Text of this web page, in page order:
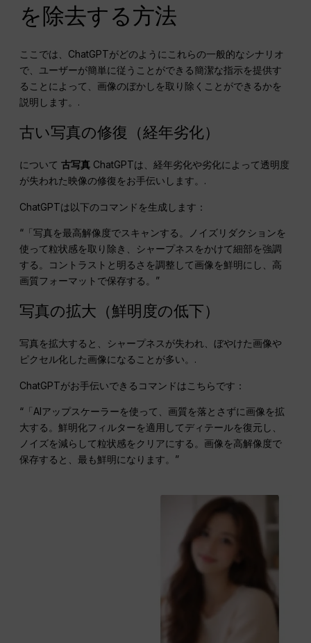
を除去する方法
ここでは、ChatGPTがどのようにこれらの一般的なシナリオ
で、ユーザーが簡単に従うことができる簡潔な指示を提供す
ることによって、画像のぼかしを取り除くことができるかを
説明します。.
古い写真の修復（経年劣化）
について古写真 ChatGPTは、経年劣化や劣化によって透明度
が失われた映像の修復をお手伝いします。.
ChatGPTは以下のコマンドを生成します：
“「写真を最高解像度でスキャンする。ノイズリダクションを
使って粒状感を取り除き、シャープネスをかけて細部を強調
する。コントラストと明るさを調整して画像を鮮明にし、高
画質フォーマットで保存する。”
写真の拡大（鮮明度の低下）
写真を拡大すると、シャープネスが失われ、ぼやけた画像や
ピクセル化した画像になることが多い。.
ChatGPTがお手伝いできるコマンドはこちらです：
“「AIアップスケーラーを使って、画質を落とさずに画像を拡
大する。鮮明化フィルターを適用してディテールを復元し、
ノイズを減らして粒状感をクリアにする。画像を高解像度で
保存すると、最も鮮明になります。”